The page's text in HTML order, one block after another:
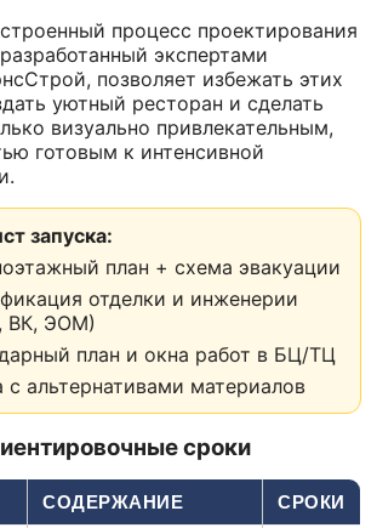
процесс проектирования
экспертами
позволяет избежать этих
уютный ресторан и сделать
визуально привлекательным,
готовым к интенсивной
запуска:
план + схема эвакуации
отделки и инженерии
ВК, ЭОМ)
план и окна работ в БЦ/ТЦ
альтернативами материалов
сроки
СОДЕРЖАНИЕ СРОКИ